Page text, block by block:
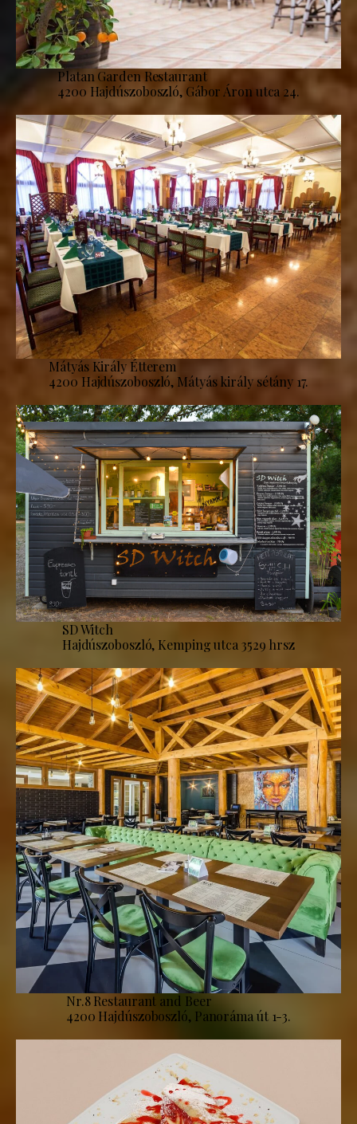
Platan Garden Restaurant
4200 Hajdúszoboszló, Gábor Áron utca 24.
Mátyás Király Étterem
4200 Hajdúszoboszló, Mátyás király sétány 17.
SD Witch
Hajdúszoboszló, Kemping utca 3529 hrsz
Nr.8 Restaurant and Beer
4200 Hajdúszoboszló, Panoráma út 1-3.